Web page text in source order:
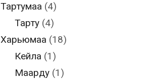
Тартумаа (4)
Тарту (4)
Харьюмаа (18)
Кейла (1)
Маарду (1)